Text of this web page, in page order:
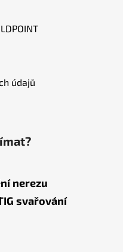
údajů
nerezu
svařování